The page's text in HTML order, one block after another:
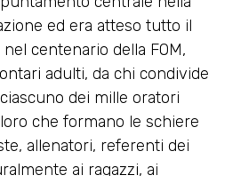
ed era atteso tutto il
nel centenario della FOM,
adulti, da chi condivide
dei mille oratori
che formano le schiere
allenatori, referenti dei
ai ragazzi, ai